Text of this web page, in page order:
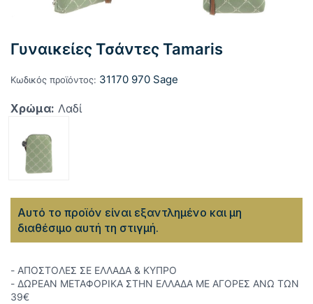
Γυναικείες Τσάντες Tamaris
Κωδικός προϊόντος: 31170 970 Sage
Χρώμα: Λαδί
Αυτό το προϊόν είναι εξαντλημένο και μη
διαθέσιμο αυτή τη στιγμή.
- ΑΠΟΣΤΟΛΕΣ ΣΕ ΕΛΛΑΔΑ & ΚΥΠΡΟ
- ΔΩΡΕΑΝ ΜΕΤΑΦΟΡΙΚΑ ΣΤΗΝ ΕΛΛΑΔΑ ΜΕ ΑΓΟΡΕΣ ΑΝΩ ΤΩΝ
39€